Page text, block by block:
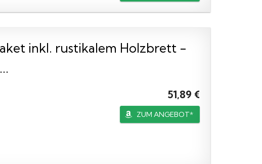
inkl. rustikalem Holzbrett -
51,89 €
ZUM ANGEBOT*